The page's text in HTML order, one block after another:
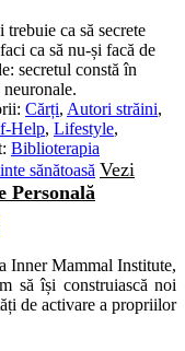
ca să secrete
ca să nu-și facă de
secretul constă în
Cărți, Autori străini,
Help, Lifestyle,
Biblioterapia
sănătoasă Vezi
Personală
Inner Mammal Institute,
să își construiască noi
de activare a propriilor